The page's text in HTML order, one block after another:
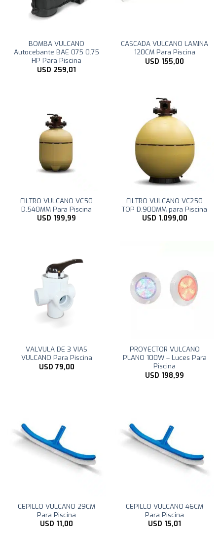
BOMBA VULCANO
Autocebante BAE 075 0.75
HP Para Piscina
USD 259,01
CASCADA VULCANO LAMINA
120CM Para Piscina
USD 155,00
FILTRO VULCANO VC50
D.540MM Para Piscina
USD 199,99
FILTRO VULCANO VC250
TOP D.900MM para Piscina
USD 1.099,00
VALVULA DE 3 VIAS
VULCANO Para Piscina
USD 79,00
PROYECTOR VULCANO
PLANO 100W – Luces Para
Piscina
USD 198,99
CEPILLO VULCANO 29CM
Para Piscina
USD 11,00
CEPILLO VULCANO 46CM
Para Piscina
USD 15,01